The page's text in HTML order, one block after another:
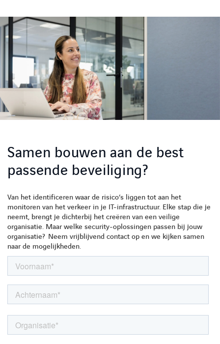
Samen bouwen aan de best
passende beveiliging?
Van het identificeren waar de risico’s liggen tot aan het
monitoren van het verkeer in je IT-infrastructuur. Elke stap die je
neemt, brengt je dichterbij het creëren van een veilige
organisatie. Maar welke security-oplossingen passen bij jouw
organisatie? Neem vrijblijvend contact op en we kijken samen
naar de mogelijkheden.